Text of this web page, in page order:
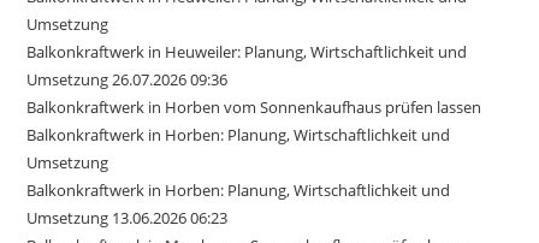
Umsetzung
Balkonkraftwerk in Heuweiler: Planung, Wirtschaftlichkeit und
Umsetzung 26.07.2026 09:36
Balkonkraftwerk in Horben vom Sonnenkaufhaus prüfen lassen
Balkonkraftwerk in Horben: Planung, Wirtschaftlichkeit und
Umsetzung
Balkonkraftwerk in Horben: Planung, Wirtschaftlichkeit und
Umsetzung 13.06.2026 06:23